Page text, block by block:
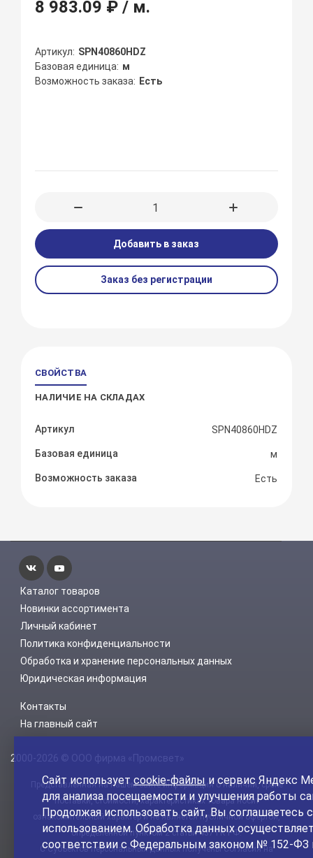
8 983.09 ₽/ м.
Артикул
SPN40860HDZ
Базовая единица м
Возможность заказа
Есть
Добавить в заказ
Заказ без регистрации
СВОЙСТВА
НАЛИЧИЕ НА СКЛАДАХ
Артикул SPN40860HDZ
Базовая единица м
Возможность заказа Есть
Каталог товаров
Новинки ассортимента
Личный кабинет
Политика конфиденциальности
Обработка и хранение персональных данных
Юридическая информация
Контакты
На главный сайт
2000-2026 © ООО фирма «Промсвет»
Представленная на нашем сайте информация о наличии, сроке
поставки, стоимости, характеристиках товара носит
ознакомительный характер и не является публичной офертой,
определенной пунктом 2 статьи 437 ГК РФ.
С Субъектов персональных данных получены Согласия на
Сайт используетcookie-файлы и сервис Яндекс
для анализа посещаемости и улучшения работы
Продолжая использовать сайт, Вы соглашаетесь
использованием. Обработка данных
соответствии с Федеральным законом № 152-ФЗ